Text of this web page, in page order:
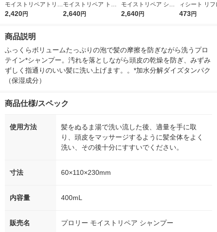
モイストリペアトリー
トメント つめかえ 40
2,420円
モイストリペア トリ
ートメント 450g （う
2,640円
モイストリペア シャ
ンプー 450ml （う
2,640円
ィシート リ
ュフローラル
473円
商品説明
ふっくらボリュームたっぷりの泡で髪の摩擦を防ぎながら洗うプロ
テイン*シャンプー。汚れを落としながら頭皮の乾燥を防ぎ、みずみ
ずしく指通りのいい髪に洗い上げます。。*加水分解ダイズタンパク
（保湿成分）
商品仕様/スペック
使用方法
髪をぬるま湯で洗い流した後、適量を手に取
り、頭皮をマッサージするように髪全体をよく
洗い、その後十分にすすいでください。
寸法 60×110×230mm
内容量 400mL
販売名 プロリー モイストリペア シャンプー